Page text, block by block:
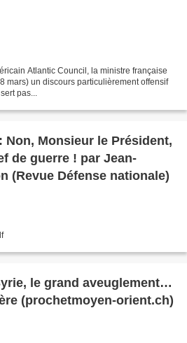
Atlantic Council, la ministre française
mars) un discours particulièrement offensif
pas...
Non, Monsieur le Président,
de guerre ! par Jean-
(Revue Défense nationale)
le grand aveuglement…
(prochetmoyen-orient.ch)